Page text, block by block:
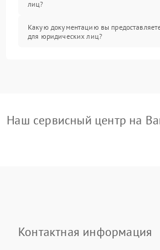
лиц?
Какую документацию вы
для юридических лиц?
Наш сервисный центр на
Контактная информация